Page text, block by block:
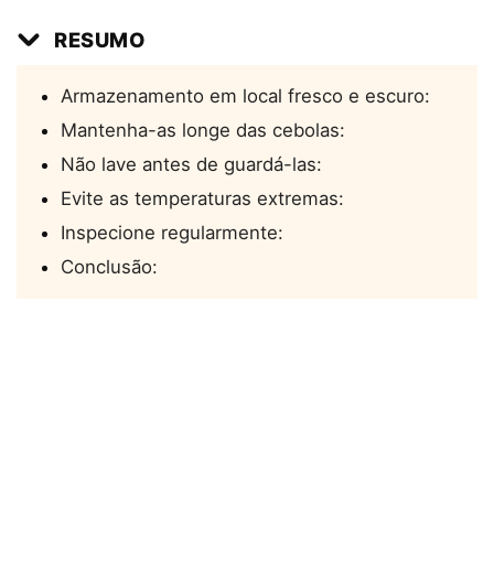
RESUMO
Armazenamento em local fresco e escuro:
Mantenha-as longe das cebolas:
Não lave antes de guardá-las:
Evite as temperaturas extremas:
Inspecione regularmente:
Conclusão: